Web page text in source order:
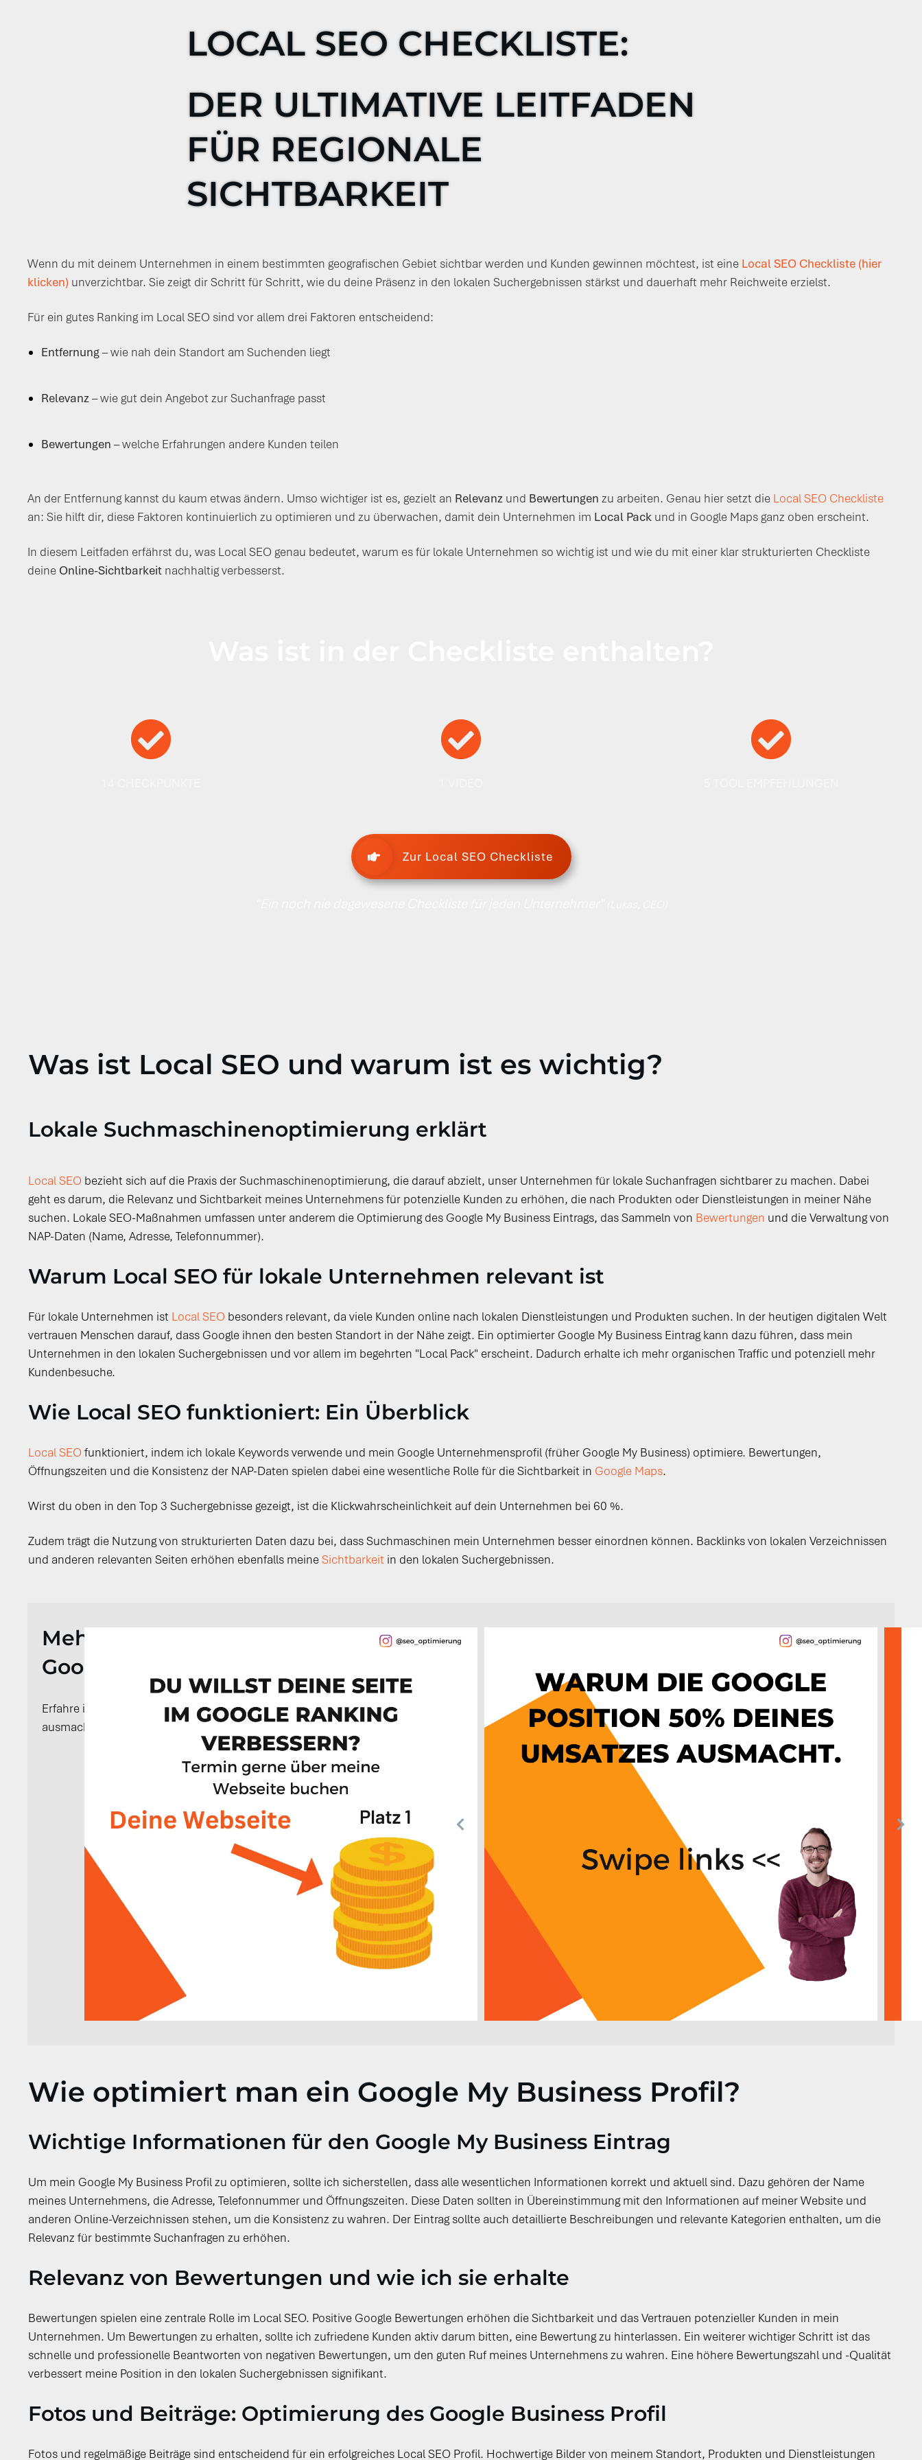
LOCAL SEO CHECKLISTE:
DER ULTIMATIVE LEITFADEN
FÜR REGIONALE
SICHTBARKEIT
Wenn du mit deinem Unternehmen in einem bestimmten geografischen Gebiet sichtbar werden und Kunden gewinnen möchtest, ist eine Local SEO Checkliste (hier
klicken) unverzichtbar. Sie zeigt dir Schritt für Schritt, wie du deine Präsenz in den lokalen Suchergebnissen stärkst und dauerhaft mehr Reichweite erzielst.
Für ein gutes Ranking im Local SEO sind vor allem drei Faktoren entscheidend:
Entfernung– wie nah dein Standort am Suchenden liegt
Relevanz– wie gut dein Angebot zur Suchanfrage passt
Bewertungen – welche Erfahrungen andere Kunden teilen
An der Entfernung kannst du kaum etwas ändern. Umso wichtiger ist es, gezielt an Relevanz und Bewertungen zu arbeiten. Genau hier setzt die Local SEO Checkliste
an: Sie hilft dir, diese Faktoren kontinuierlich zu optimieren und zu überwachen, damit dein Unternehmen im Local Pack und in Google Maps ganz oben erscheint.
In diesem Leitfaden erfährst du, was Local SEO genau bedeutet, warum es für lokale Unternehmen so wichtig ist und wie du mit einer klar strukturierten Checkliste
deine Online-Sichtbarkeit nachhaltig verbesserst.
Zur Local SEO Checkliste
Was ist Local SEO und warum ist es wichtig?
Lokale Suchmaschinenoptimierung erklärt
Local SEO bezieht sich auf die Praxis der Suchmaschinenoptimierung, die darauf abzielt, unser Unternehmen für lokale Suchanfragen sichtbarer zu machen. Dabei
geht es darum, die Relevanz und Sichtbarkeit meines Unternehmens für potenzielle Kunden zu erhöhen, die nach Produkten oder Dienstleistungen in meiner Nähe
suchen. Lokale SEO-Maßnahmen umfassen unter anderem die Optimierung des Google My Business Eintrags, das Sammeln von Bewertungen und die Verwaltung von
NAP-Daten (Name, Adresse, Telefonnummer).
Warum Local SEO für lokale Unternehmen relevant ist
Für lokale Unternehmen ist Local SEO besonders relevant, da viele Kunden online nach lokalen Dienstleistungen und Produkten suchen. In der heutigen digitalen Welt
vertrauen Menschen darauf, dass Google ihnen den besten Standort in der Nähe zeigt. Ein optimierter Google My Business Eintrag kann dazu führen, dass mein
Unternehmen in den lokalen Suchergebnissen und vor allem im begehrten "Local Pack" erscheint. Dadurch erhalte ich mehr organischen Traffic und potenziell mehr
Kundenbesuche.
Wie Local SEO funktioniert: Ein Überblick
Local SEO funktioniert, indem ich lokale Keywords verwende und mein Google Unternehmensprofil (früher Google My Business) optimiere. Bewertungen,
Öffnungszeiten und die Konsistenz der NAP-Daten spielen dabei eine wesentliche Rolle für die Sichtbarkeit in Google Maps.
Wirst du oben in den Top 3 Suchergebnisse gezeigt, ist die Klickwahrscheinlichkeit auf dein Unternehmen bei 60 %.
Zudem trägt die Nutzung von strukturierten Daten dazu bei, dass Suchmaschinen mein Unternehmen besser einordnen können. Backlinks von lokalen Verzeichnissen
und anderen relevanten Seiten erhöhen ebenfalls meineSichtbarkeit in den lokalen Suchergebnissen.
Mehrwert und Relevanz von der
Google-Position
Erfahre in den Slides, warum die Google-Position bei dir 50 % mehr Umsatz
ausmachen kann!
zur Local SEO Checkliste*
*Kostenlos und unverbindlich
Wie optimiert man ein Google My Business Profil?
Wichtige Informationen für den Google My Business Eintrag
Um mein Google My Business Profil zu optimieren, sollte ich sicherstellen, dass alle wesentlichen Informationen korrekt und aktuell sind. Dazu gehören der Name
meines Unternehmens, die Adresse, Telefonnummer und Öffnungszeiten. Diese Daten sollten in Übereinstimmung mit den Informationen auf meiner Website und
anderen Online-Verzeichnissen stehen, um die Konsistenz zu wahren. Der Eintrag sollte auch detaillierte Beschreibungen und relevante Kategorien enthalten, um die
Relevanz für bestimmte Suchanfragen zu erhöhen.
Relevanz von Bewertungen und wie ich sie erhalte
Bewertungen spielen eine zentrale Rolle im Local SEO. Positive Google Bewertungen erhöhen die Sichtbarkeit und das Vertrauen potenzieller Kunden in mein
Unternehmen. Um Bewertungen zu erhalten, sollte ich zufriedene Kunden aktiv darum bitten, eine Bewertung zu hinterlassen. Ein weiterer wichtiger Schritt ist das
schnelle und professionelle Beantworten von negativen Bewertungen, um den guten Ruf meines Unternehmens zu wahren. Eine höhere Bewertungszahl und -Qualität
verbessert meine Position in den lokalen Suchergebnissen signifikant.
Fotos und Beiträge: Optimierung des Google Business Profil
Fotos und regelmäßige Beiträge sind entscheidend für ein erfolgreiches Local SEO Profil. Hochwertige Bilder von meinem Standort, Produkten und Dienstleistungen